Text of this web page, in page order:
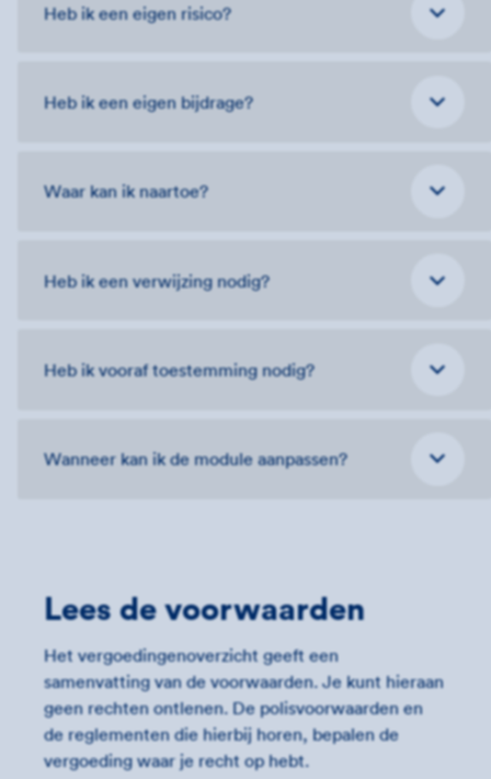
Heb ik een eigen risico?
Heb ik een eigen bijdrage?
Waar kan ik naartoe?
Heb ik een verwijzing nodig?
Heb ik vooraf toestemming nodig?
Wanneer kan ik de module aanpassen?
Lees de voorwaarden
Het vergoedingenoverzicht geeft een
samenvatting van de voorwaarden. Je kunt hieraan
geen rechten ontlenen. De polisvoorwaarden en
de reglementen die hierbij horen, bepalen de
vergoeding waar je recht op hebt.